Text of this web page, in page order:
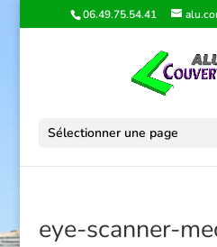
06.49.75.54.41
Sélectionner une page
eye-scanner-